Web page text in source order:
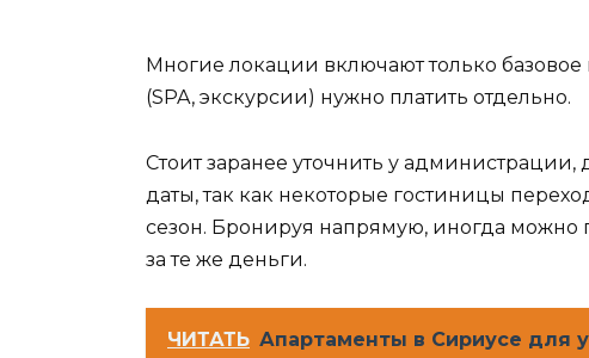
Многие локации включают только
(SPA, экскурсии) нужно платить отдельно.
Стоит заранее уточнить у
даты, так как некоторые гостиницы
сезон. Бронируя напрямую, иногда
за те же деньги.
ЧИТАТЬ Апартаменты в Сириусе для